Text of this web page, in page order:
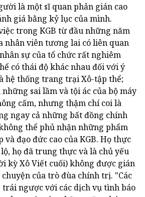
là một sĩ quan phản gián cao
giá bằng kỷ lục của mình.
trong KGB từ đầu những năm
nhân viên tương lai có liên quan
sự của tổ chức rất nghiêm
có thái độ khác nhau đối với ý
hệ thống trang trại Xô-tập thể;
sai lầm và tội ác của bộ máy
cấm, nhưng thậm chí coi là
ngay cả những bất đồng chính
thể phủ nhận những phẩm
và đạo đức cao của KGB. Họ thực
họ đã trung thực và là chủ yếu
kỳ Xô Viết cuối) không được gián
của trò đùa chính trị. "Các
trái ngược với các dịch vụ tình báo